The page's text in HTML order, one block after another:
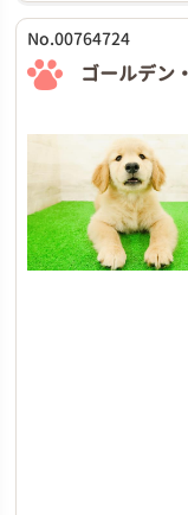
No.00764724
ゴールデン